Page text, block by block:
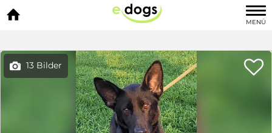

MENÜ
 13 Bilder 